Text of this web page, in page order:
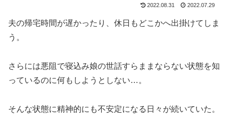
2022.08.31 2022.07.29
夫の帰宅時間が遅かったり、休日もどこかへ出掛けてしま
う。
さらには悪阻で寝込み娘の世話すらままならない状態を知
っているのに何もしようとしない…。
そんな状態に精神的にも不安定になる日々が続いていた。